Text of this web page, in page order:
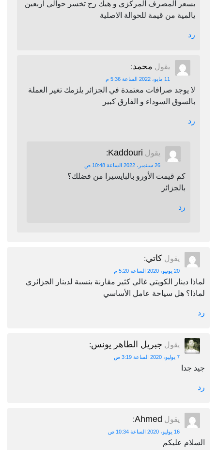
بسعر المصرف المركزي و هيك رح تخسر حوالي اربعين
يالمية من قيمة للحوالة الاصلية
رد
يقول محمد:
11 مايو، 2022 الساعة 5:36 م
لا يوجد صرافات معتمدة في الجزائر يلزمك تغير العملة
بالسوق السوداء و الفارق كبير
رد
يقول Kaddouri
:
26 سبتمبر، 2022 الساعة 10:48 ص
كم قيمت الأورو بالبايسيرا من فضلك؟
بالجزائر
رد
يقول كاتي:
20 يونيو، 2020 الساعة 5:20 م
لماذا دينار الكويتي غالي كثير مقارنة بنسبة لدينار الجزائري
لماذا؟ هل سياحة عامل الأساسي
رد
يقول جبريل الطاهر يونس:
7 يوليو، 2020 الساعة 3:19 ص
جيد جدا
رد
يقول Ahmed
:
16 يوليو، 2020 الساعة 10:34 ص
السلام عليكم